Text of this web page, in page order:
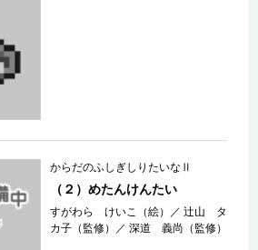
からだのふしぎしりたいなⅡ
（２）めたんけんたい
すがわら けいこ（絵） ／辻山 タ
カ子（監修）
／深道 義尚（監修）